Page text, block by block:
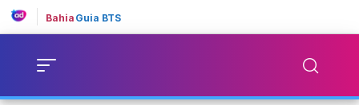
Bahia Guia BTS